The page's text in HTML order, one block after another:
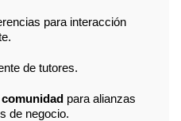
para interacción
de tutores.
comunidad para alianzas
de negocio.